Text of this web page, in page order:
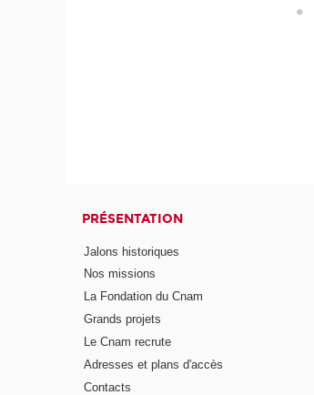
PRÉSENTATION
Jalons historiques
Nos missions
La Fondation du Cnam
Grands projets
Le Cnam recrute
Adresses et plans d'accès
Contacts